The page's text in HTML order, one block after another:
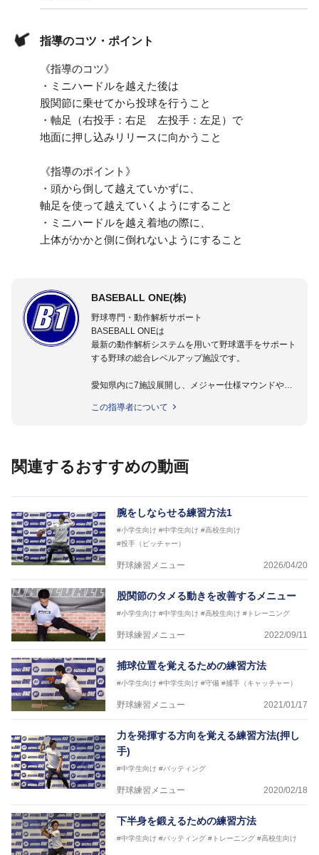
指導のコツ・ポイント
《指導のコツ》
・ミニハードルを越えた後は
股関節に乗せてから投球を行うこと
・軸足（右投手：右足 左投手：左足）で
地面に押し込みリリースに向かうこと
《指導のポイント》
・頭から倒して越えていかずに、
軸足を使って越えていくようにすること
・ミニハードルを越え着地の際に、
上体がかかと側に倒れないようにすること
BASEBALL ONE(株)
野球専門・動作解析サポート
BASEBALL ONEは
最新の動作解析システムを用いて野球選手をサポート
する野球の総合レベルアップ施設です。
愛知県内に7施設展開し、メジャー仕様マウンドやト
動作解析システムを用いて、小学生からプロ野球選手
この指導者について
関連するおすすめの動画
腕をしならせる練習方法1
#小学生向け #中学生向け #高校生向け
#投手（ピッチャー）
野球練習メニュー 2026/04/20
股関節のタメる動きを改善するメニュー
#小学生向け #中学生向け #高校生向け #トレーニング
野球練習メニュー 2022/09/11
捕球位置を覚えるための練習方法
#小学生向け #中学生向け #守備 #捕手（キャッチャー）
野球練習メニュー 2021/01/17
力を発揮する方向を覚える練習方法(押し
手)
#中学生向け #バッティング
野球練習メニュー 2020/02/18
下半身を鍛えるための練習方法
#中学生向け #バッティング #トレーニング #高校生向け